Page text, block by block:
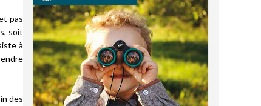
pas
soit
à
des